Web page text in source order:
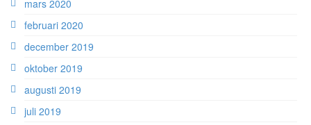
mars 2020
februari 2020
december 2019
oktober 2019
augusti 2019
juli 2019